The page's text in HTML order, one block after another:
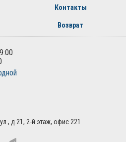
Контакты
Возврат
д.21, 2-й этаж, офис 221